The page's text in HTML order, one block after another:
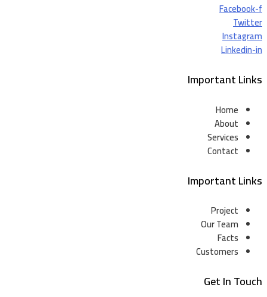
Facebook-f
Twitter
Instagram
Linkedin-in
Important Links
Home
About
Services
Contact
Important Links
Project
Our Team
Facts
Customers
Get In Touch